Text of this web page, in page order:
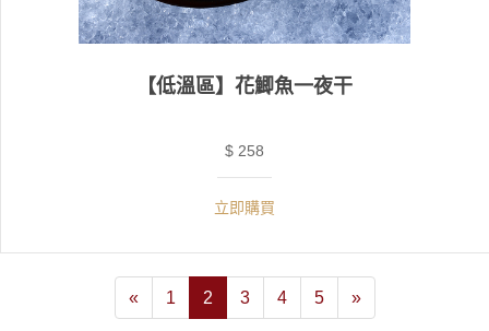
【低溫區】花鯽魚一夜干
$ 258
立即購買
« 1 2 3 4 5 »